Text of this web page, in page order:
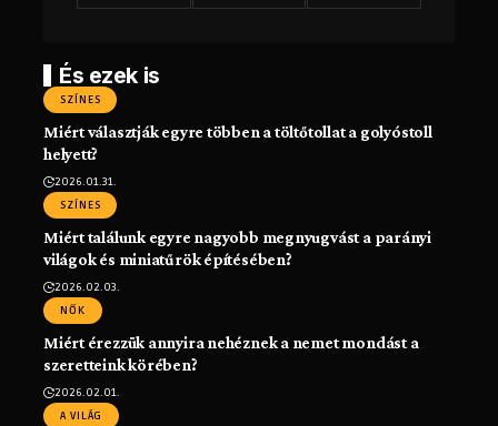
És ezek is
SZÍNES
Miért választják egyre többen a töltőtollat a golyóstoll
helyett?
2026.01.31.
SZÍNES
Miért találunk egyre nagyobb megnyugvást a parányi
világok és miniatűrök építésében?
2026.02.03.
NŐK
Miért érezzük annyira nehéznek a nemet mondást a
szeretteink körében?
2026.02.01.
A VILÁG